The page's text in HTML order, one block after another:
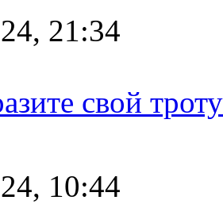
21:34
свой
10:44